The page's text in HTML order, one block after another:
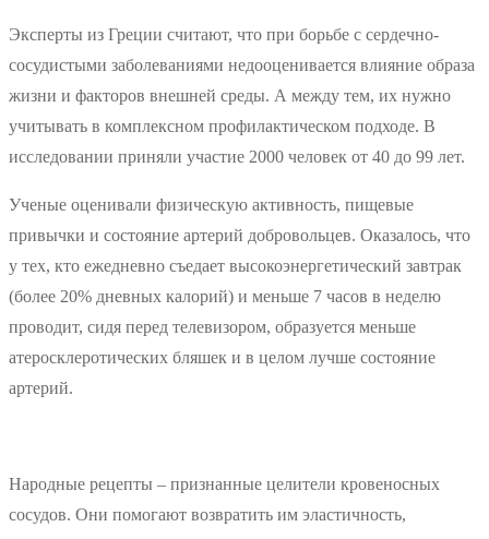
Эксперты из Греции считают, что при борьбе с сердечно-
сосудистыми заболеваниями недооценивается влияние образа
жизни и факторов внешней среды. А между тем, их нужно
учитывать в комплексном профилактическом подходе. В
исследовании приняли участие 2000 человек от 40 до 99 лет.
Ученые оценивали физическую активность, пищевые
привычки и состояние артерий добровольцев. Оказалось, что
у тех, кто ежедневно съедает высокоэнергетический завтрак
(более 20% дневных калорий) и меньше 7 часов в неделю
проводит, сидя перед телевизором, образуется меньше
атеросклеротических бляшек и в целом лучше состояние
артерий.
Народные рецепты – признанные целители кровеносных
сосудов. Они помогают возвратить им эластичность,